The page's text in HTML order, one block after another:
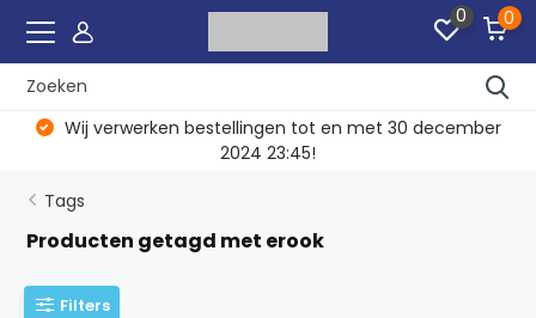
0 0
Wij verwerken bestellingen tot en met 30 december
2024 23:45!
Tags
Producten getagd met erook
Filters